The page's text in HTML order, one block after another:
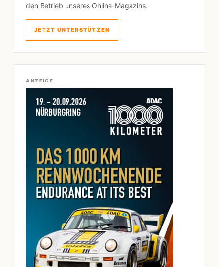
den Betrieb unseres Online-Magazins.
JETZT UNTERSTÜTZEN
ANZEIGE